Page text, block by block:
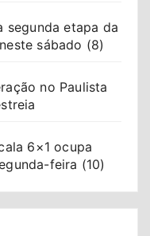
segunda etapa da
sábado (8)
no Paulista
6×1 ocupa
feira (10)